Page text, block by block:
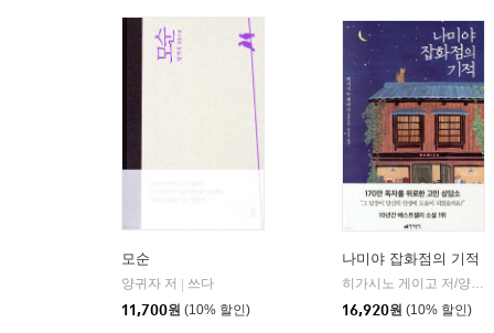
모순
양귀자 저
쓰다
11,700원 (10% 할인)
나미야 잡화점의 기적
히가시노 게이고 저/양윤옥 역
16,920원 (10% 할인)